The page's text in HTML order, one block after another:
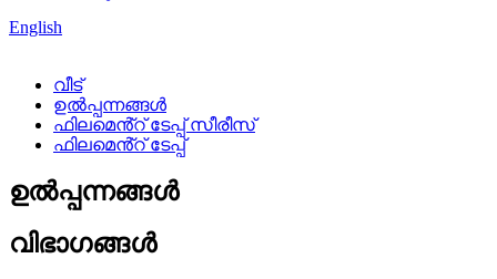
English
വീട്
ഉൽപ്പന്നങ്ങൾ
ഫിലമെൻ്റ് ടേപ്പ് സീരീസ്
ഫിലമെൻ്റ് ടേപ്പ്
ഉൽപ്പന്നങ്ങൾ
വിഭാഗങ്ങൾ